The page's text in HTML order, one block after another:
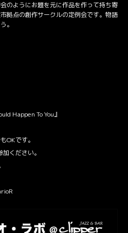
のようにお題を元に作品を作って持ち寄
拠点の創作サークルの定例会です。物語
。
Happen To You』
OKです。
ください。